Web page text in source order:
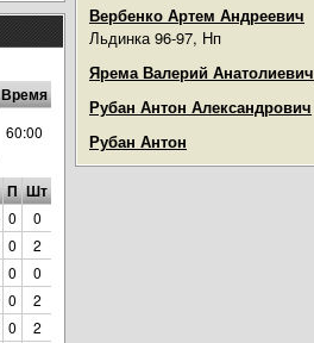
Вербенко Артем Андреевич
Льдинка 96-97, Нп
Ярема Валерий Анатолиевич
Рубан Антон Александрович
Рубан Антон
Время
60:00
П Шт
0
0
0
2
0
0
0
2
0
2